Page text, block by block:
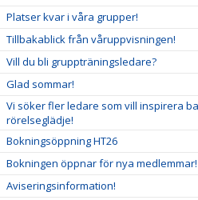
Platser kvar i våra grupper!
Tillbakablick från våruppvisningen!
Vill du bli gruppträningsledare?
Glad sommar!
Vi söker fler ledare som vill inspirera
rörelseglädje!
Bokningsöppning HT26
Bokningen öppnar för nya medlemmar!
Aviseringsinformation!